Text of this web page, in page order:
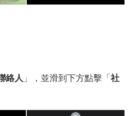
絡人 」，並滑到下方點擊「 社